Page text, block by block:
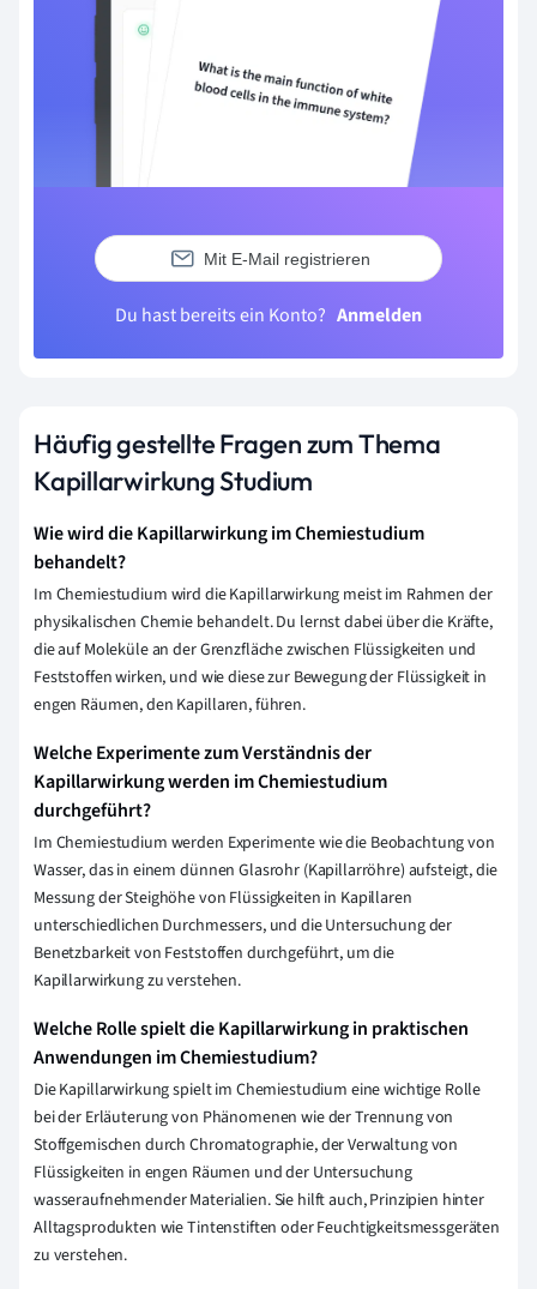
Mit E-Mail registrieren
Du hast bereits ein Konto? Anmelden
Häufig gestellte Fragen zum Thema
Kapillarwirkung Studium
Wie wird die Kapillarwirkung im Chemiestudium
behandelt?
Im Chemiestudium wird die Kapillarwirkung meist im Rahmen der
physikalischen Chemie behandelt. Du lernst dabei über die Kräfte,
die auf Moleküle an der Grenzfläche zwischen Flüssigkeiten und
Feststoffen wirken, und wie diese zur Bewegung der Flüssigkeit in
engen Räumen, den Kapillaren, führen.
Welche Experimente zum Verständnis der
Kapillarwirkung werden im Chemiestudium
durchgeführt?
Im Chemiestudium werden Experimente wie die Beobachtung von
Wasser, das in einem dünnen Glasrohr (Kapillarröhre) aufsteigt, die
Messung der Steighöhe von Flüssigkeiten in Kapillaren
unterschiedlichen Durchmessers, und die Untersuchung der
Benetzbarkeit von Feststoffen durchgeführt, um die
Kapillarwirkung zu verstehen.
Welche Rolle spielt die Kapillarwirkung in praktischen
Anwendungen im Chemiestudium?
Die Kapillarwirkung spielt im Chemiestudium eine wichtige Rolle
bei der Erläuterung von Phänomenen wie der Trennung von
Stoffgemischen durch Chromatographie, der Verwaltung von
Flüssigkeiten in engen Räumen und der Untersuchung
wasseraufnehmender Materialien. Sie hilft auch, Prinzipien hinter
Alltagsprodukten wie Tintenstiften oder Feuchtigkeitsmessgeräten
zu verstehen.